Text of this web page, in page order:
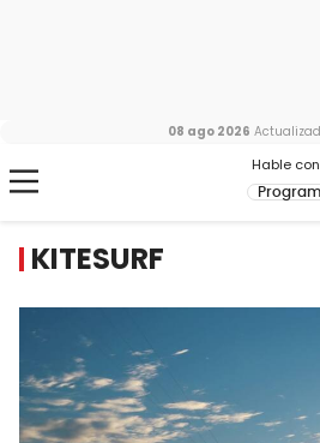
Hable
08 ago 2026
KITESURF